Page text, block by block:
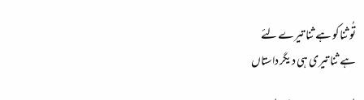
تُو ثنا کو ہے ثنا تیرے لئے​
ہے ثنا تیری ہی دیگر داستاں​